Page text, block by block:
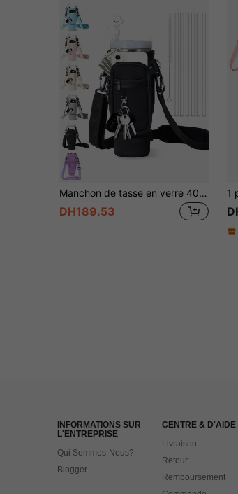
Manchon de tasse en verre 40/30oz + paille, ensemble d'accessoires pour bouteille d'eau (manchon de tasse + sac de téléphone + porte-clés + paille), sac de bouteille d'eau avec sac de téléphone, manchon de protection de tasse, sac de bouteille d'eau isotherme, manchon de tasse (avec sac de téléphone), sans couvercle de paille, convient aux tasses en verre 40/30oz, avec poignée, bandoulière
DH189.53
INFORMATIONS SUR
L'ENTREPRISE
Qui Sommes-Nous?
Blogger
CENTRE & D'AIDE
Livraison
Retour
Remboursement